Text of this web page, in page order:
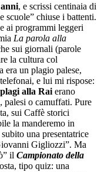
, e scrissi centinaia di
scuole” chiuse i battenti.
ai programmi leggeri
La parola alla
sui giornali (parole
la cultura col
era un plagio palese,
e lui mi rispose:
plagi alla Rai erano
palesi o camuffati. Pure
sui Caffè storici
la manderemo in
una presentatrice
Gigliozzi”. Ma
il Campionato della
tipo quiz: una